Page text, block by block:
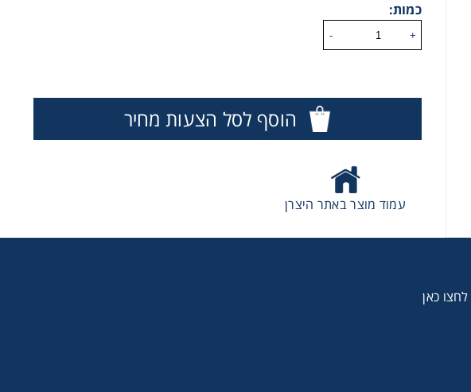
כמות:
+
-
הוסף לסל הצעות מחיר
עמוד מוצר באתר היצרן
כאן